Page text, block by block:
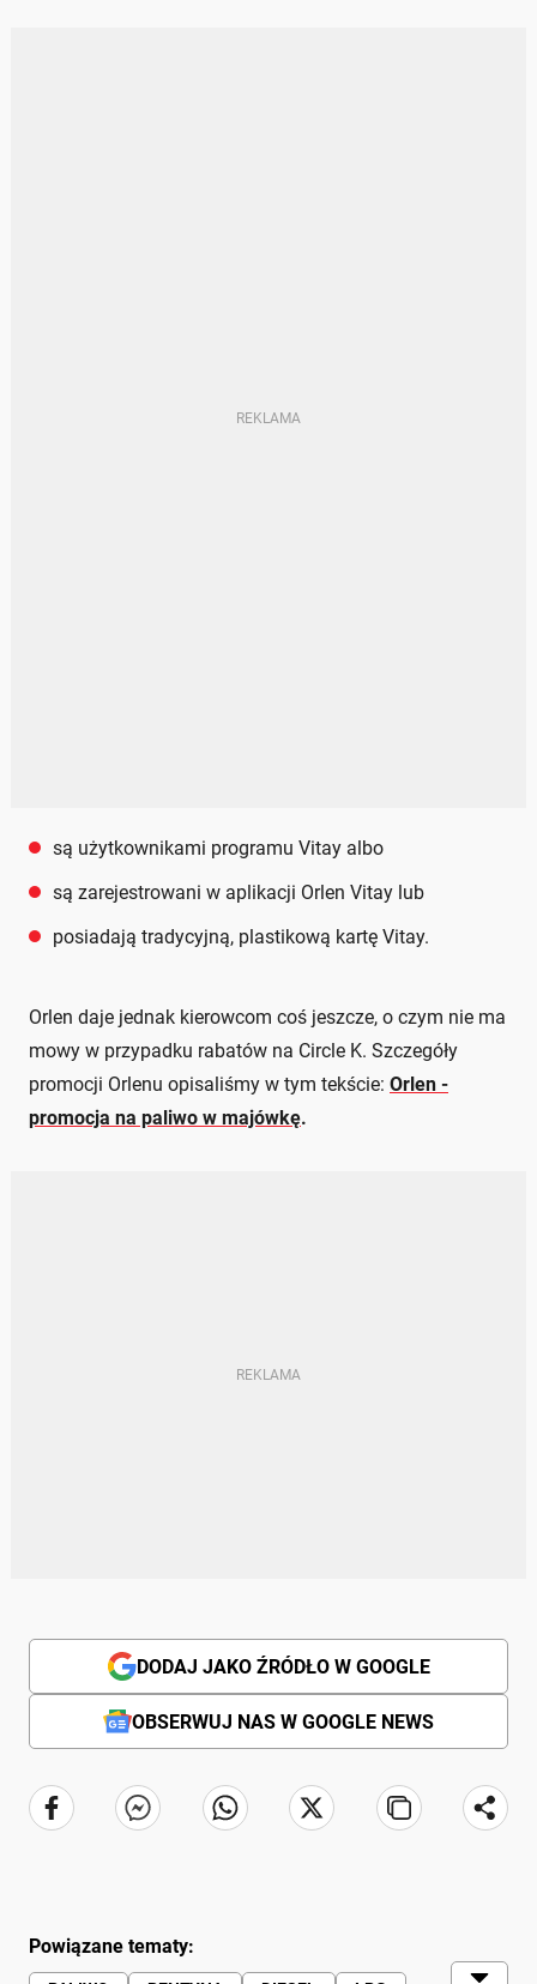
są użytkownikami programu Vitay albo
są zarejestrowani w aplikacji Orlen Vitay lub
posiadają tradycyjną, plastikową kartę Vitay.
Orlen daje jednak kierowcom coś jeszcze, o czym nie ma
mowy w przypadku rabatów na Circle K. Szczegóły
promocji Orlenu opisaliśmy w tym tekście: Orlen -
promocja na paliwo w majówkę.
DODAJ JAKO ŹRÓDŁO W GOOGLE
OBSERWUJ NAS W GOOGLE NEWS
Powiązane tematy: